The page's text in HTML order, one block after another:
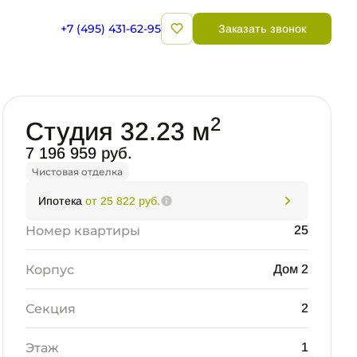
+7 (495) 431-62-95 Заказать звонок
Забронировать
Студия 32.23 м2
7 196 959 руб.
Чистовая отделка
Ипотека от 25 822 руб.
Номер квартиры 25
Корпус Дом 2
Секция 2
Этаж 1